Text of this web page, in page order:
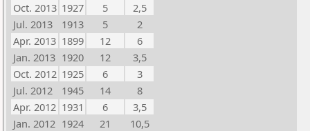
Oct. 2013 1927 5
2,5
Jul. 2013
1913 5
2
Apr. 2013 1899 12
6
Jan. 2013 1920 12
3,5
Oct. 2012 1925 6
3
Jul. 2012
1945 14
8
Apr. 2012 1931 6
3,5
Jan. 2012 1924 21
10,5